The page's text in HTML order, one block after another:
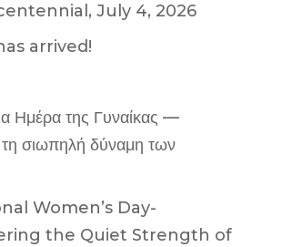
July 4, 2026
arrived!
Ημέρα της Γυναίκας —
σιωπηλή δύναμη των
Women’s Day-
the Quiet Strength of